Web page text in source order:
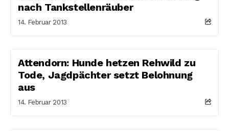
nach Tankstellenräuber
14. Februar 2013
Attendorn: Hunde hetzen Rehwild zu
Tode, Jagdpächter setzt Belohnung
aus
14. Februar 2013